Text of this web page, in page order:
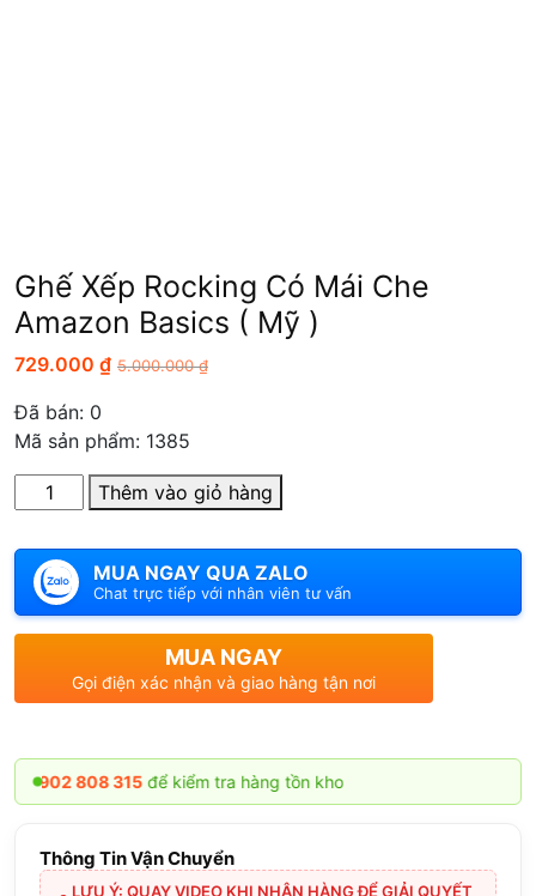
Ghế Xếp Rocking Có Mái Che
Amazon Basics ( Mỹ )
729.000 ₫ 5.000.000₫
Đã bán: 0
Mã sản phẩm: 1385
lượng
Thêm vào giỏ hàng
MUA NGAY QUA ZALO
Chat trực tiếp với nhân viên tư vấn
MUA NGAY
Gọi điện xác nhận và giao hàng tận nơi
808 315để kiểm tra hàng tồn kho
Thông Tin Vận Chuyển
LƯU Ý: QUAY VIDEO KHI NHẬN HÀNG ĐỂ GIẢI QUYẾT